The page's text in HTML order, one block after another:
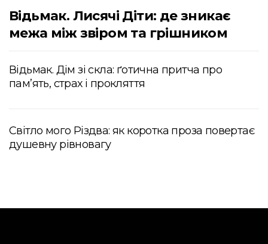
Відьмак. Лисячі Діти: де зникає
межа між звіром та грішником
Відьмак. Дім зі скла: ґотична притча про
пам’ять, страх і прокляття
Світло мого Різдва: як коротка проза повертає
душевну рівновагу